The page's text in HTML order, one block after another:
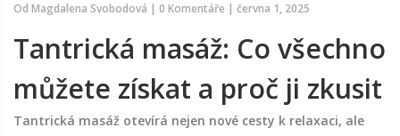
Od Magdalena Svobodová | 0 Komentáře | června 1, 2025
Tantrická masáž: Co všechno
můžete získat a proč ji zkusit
Tantrická masáž otevírá nejen nové cesty k relaxaci, ale